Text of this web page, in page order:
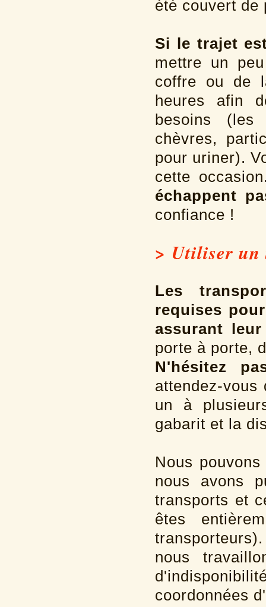
été couvert de
Si le trajet
mettre un
coffre ou de
heures afin
besoins (les
chèvres,
pour uriner).
cette
échappent
confiance !
> Utiliser un
Les
requises
assurant
porte à porte,
N'hésitez
attendez-
un à
gabarit et la
Nous
nous avons
transports et
êtes
nous
coordonnées